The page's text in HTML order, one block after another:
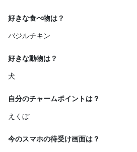
好きな食べ物は？
バジルチキン
好きな動物は？
犬
自分のチャームポイントは？
えくぼ
今のスマホの待受け画面は？